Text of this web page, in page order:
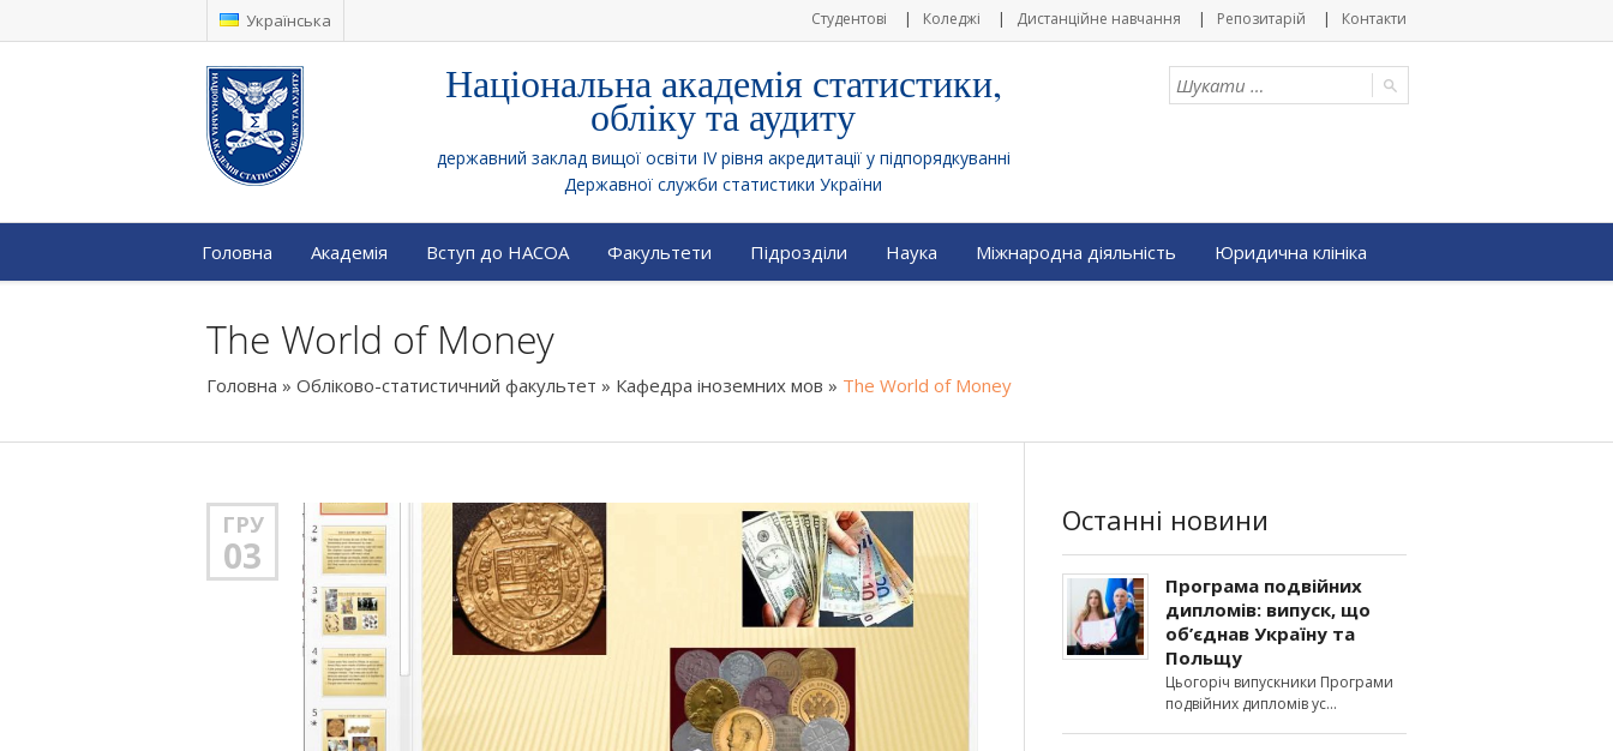
Українська Студентові Коледжі Дистанційне навчання Репозитарій Контакти
Національна академія статистики,
обліку та аудиту
державний заклад вищої освіти IV рівня акредитації у підпорядкуванні
Державної служби статистики України
Головна Академія Вступ до НАСОА Факультети Підрозділи Наука Міжнародна діяльність Юридична клініка
The World of Money
Головна » Обліково-статистичний факультет » Кафедра іноземних мов » The World of Money
ГРУ
03
Останні новини
Програма подвійних
дипломів: випуск, що
об’єднав Україну та
Польщу
Цьогоріч випускники Програми
подвійних дипломів ус